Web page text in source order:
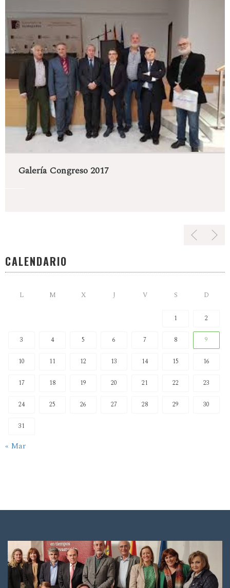
Galería Congreso 2017
CALENDARIO
L M X J V S D
1 2
3 4 5 6 7 8 9
10 11 12 13 14 15 16
17 18 19 20 21 22 23
24 25 26 27 28 29 30
31
« Mar